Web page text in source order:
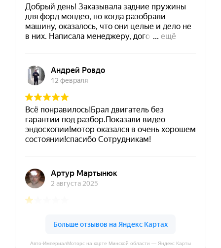
Авто-ИмпериалМоторс на карте Минской области — Яндекс Карты